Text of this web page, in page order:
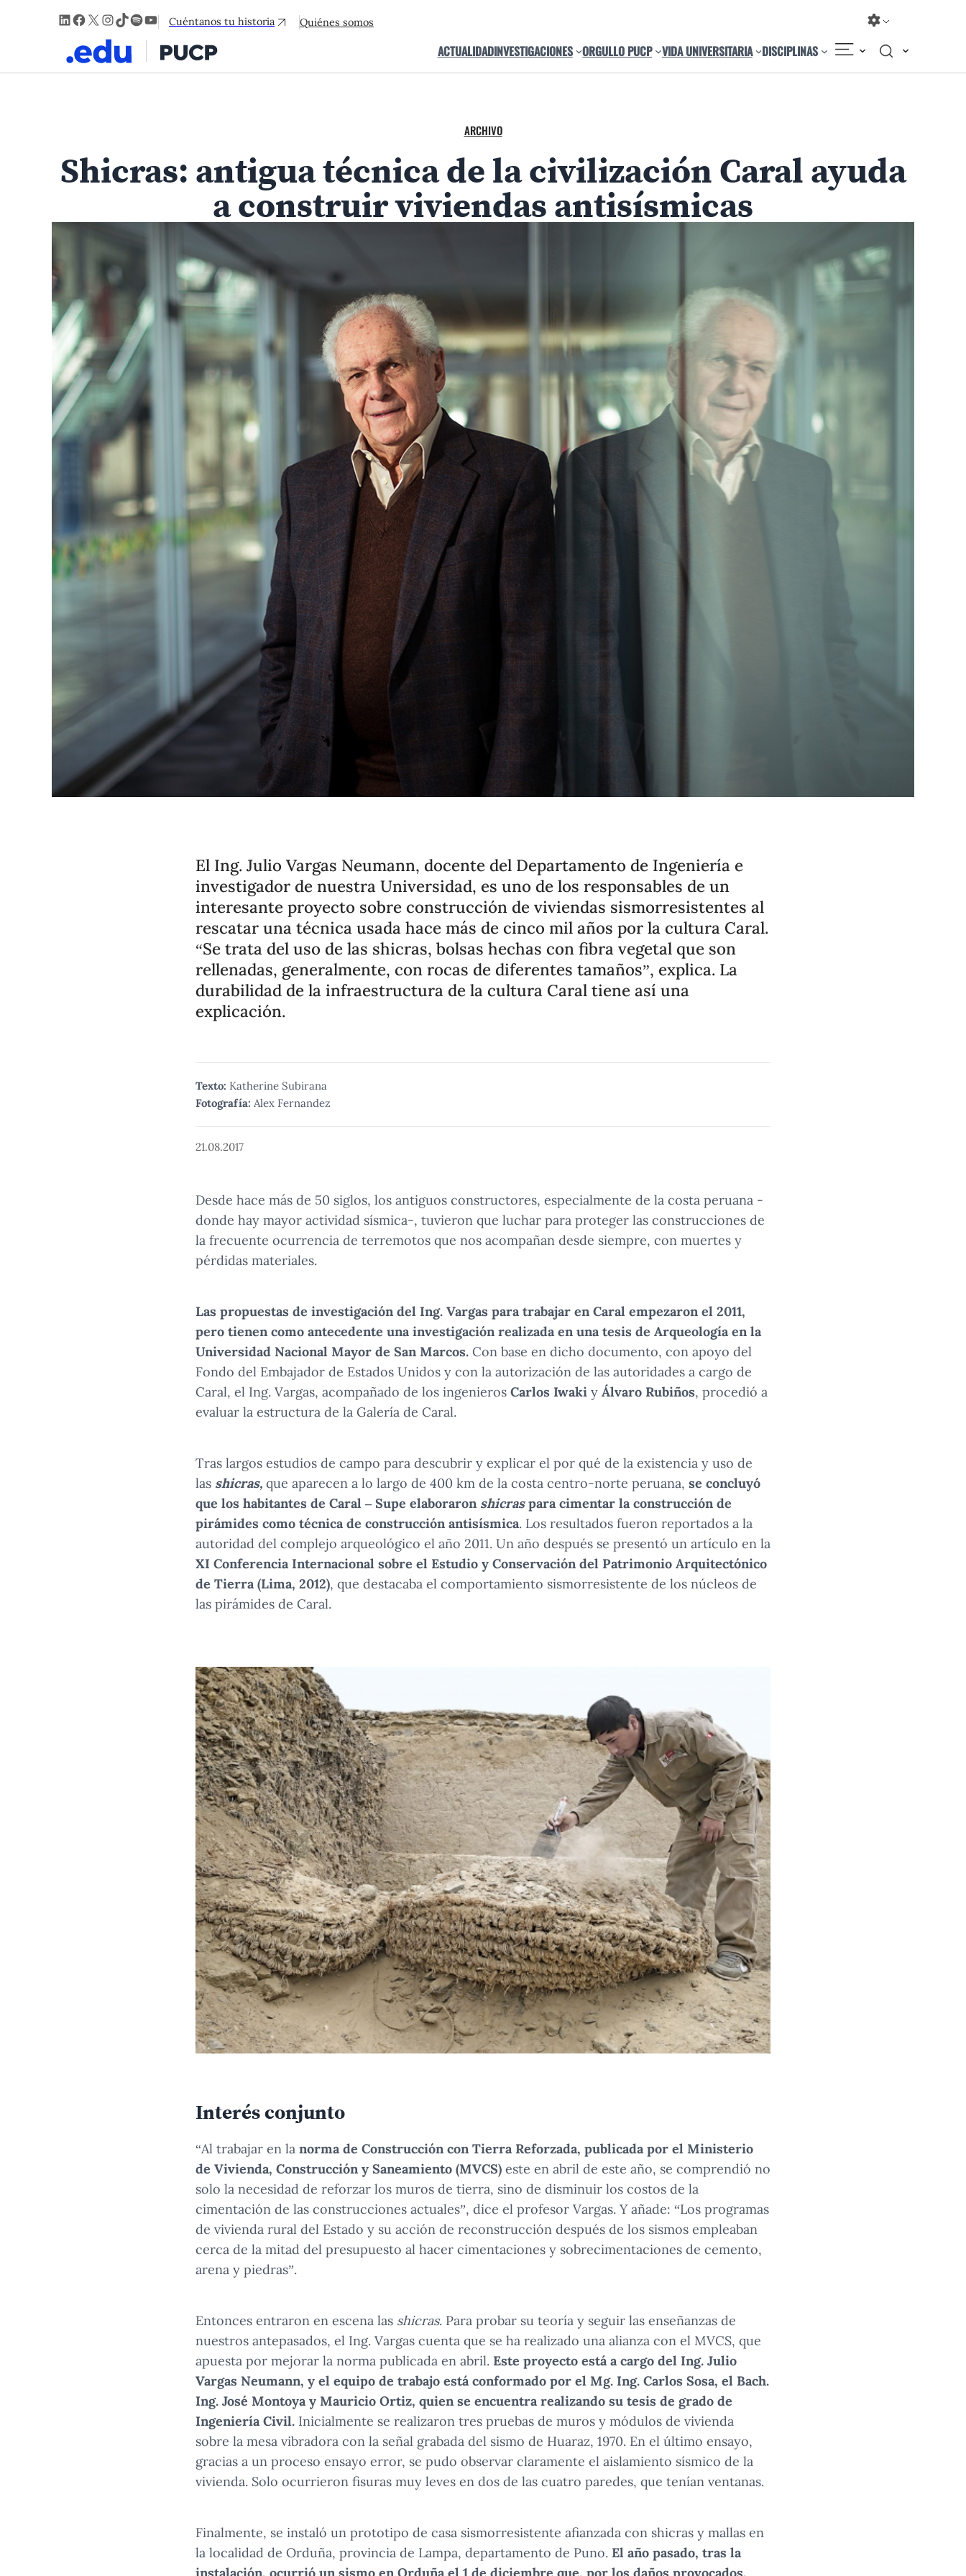
LinkedIn
Facebook
X Instagram
TikTok
Spotify
YouTube
Cuéntanos tu historia Quiénes somos
ACTUALIDADINVESTIGACIONES ORGULLO PUCP VIDA UNIVERSITARIA DISCIPLINAS
ARCHIVO
Shicras: antigua técnica de la civilización Caral ayuda
a construir viviendas antisísmicas
El Ing. Julio Vargas Neumann, docente del Departamento de Ingeniería e
investigador de nuestra Universidad, es uno de los responsables de un
interesante proyecto sobre construcción de viviendas sismorresistentes al
rescatar una técnica usada hace más de cinco mil años por la cultura Caral.
“Se trata del uso de las shicras, bolsas hechas con fibra vegetal que son
rellenadas, generalmente, con rocas de diferentes tamaños”, explica. La
durabilidad de la infraestructura de la cultura Caral tiene así una
explicación.
Texto: Katherine Subirana
Fotografía: Alex Fernandez
21.08.2017
Desde hace más de 50 siglos, los antiguos constructores, especialmente de la costa peruana -
donde hay mayor actividad sísmica-, tuvieron que luchar para proteger las construcciones de
la frecuente ocurrencia de terremotos que nos acompañan desde siempre, con muertes y
pérdidas materiales.
Las propuestas de investigación del Ing. Vargas para trabajar en Caral empezaron el 2011,
pero tienen como antecedente una investigación realizada en una tesis de Arqueología en la
Universidad Nacional Mayor de San Marcos. Con base en dicho documento, con apoyo del
Fondo del Embajador de Estados Unidos y con la autorización de las autoridades a cargo de
Caral, el Ing. Vargas, acompañado de los ingenieros Carlos Iwaki y Álvaro Rubiños, procedió a
evaluar la estructura de la Galería de Caral.
Tras largos estudios de campo para descubrir y explicar el por qué de la existencia y uso de
las shicras, que aparecen a lo largo de 400 km de la costa centro-norte peruana, se concluyó
que los habitantes de Caral – Supe elaboraron shicraspara cimentar la construcción de
pirámides como técnica de construcción antisísmica. Los resultados fueron reportados a la
autoridad del complejo arqueológico el año 2011. Un año después se presentó un artículo en la
XI Conferencia Internacional sobre el Estudio y Conservación del Patrimonio Arquitectónico
de Tierra (Lima, 2012), que destacaba el comportamiento sismorresistente de los núcleos de
las pirámides de Caral.
Interés conjunto
“Al trabajar en la norma de Construcción con Tierra Reforzada, publicada por el Ministerio
de Vivienda, Construcción y Saneamiento (MVCS) este en abril de este año, se comprendió no
solo la necesidad de reforzar los muros de tierra, sino de disminuir los costos de la
cimentación de las construcciones actuales”, dice el profesor Vargas. Y añade: “Los programas
de vivienda rural del Estado y su acción de reconstrucción después de los sismos empleaban
cerca de la mitad del presupuesto al hacer cimentaciones y sobrecimentaciones de cemento,
arena y piedras”.
Entonces entraron en escena las shicras. Para probar su teoría y seguir las enseñanzas de
nuestros antepasados, el Ing. Vargas cuenta que se ha realizado una alianza con el MVCS, que
apuesta por mejorar la norma publicada en abril. Este proyecto está a cargo del Ing. Julio
Vargas Neumann, y el equipo de trabajo está conformado por el Mg. Ing. Carlos Sosa, el Bach.
Ing. José Montoya y Mauricio Ortiz, quien se encuentra realizando su tesis de grado de
Ingeniería Civil. Inicialmente se realizaron tres pruebas de muros y módulos de vivienda
sobre la mesa vibradora con la señal grabada del sismo de Huaraz, 1970. En el último ensayo,
gracias a un proceso ensayo error, se pudo observar claramente el aislamiento sísmico de la
vivienda. Solo ocurrieron fisuras muy leves en dos de las cuatro paredes, que tenían ventanas.
Finalmente, se instaló un prototipo de casa sismorresistente afianzada con shicras y mallas en
la localidad de Orduña, provincia de Lampa, departamento de Puno. El año pasado, tras la